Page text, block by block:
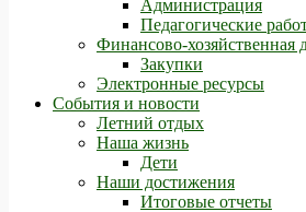
Администрация
Педагогические
Финансово-хозяйственная
Закупки
Электронные ресурсы
События и новости
Летний отдых
Наша жизнь
Дети
Наши достижения
Итоговые отчеты